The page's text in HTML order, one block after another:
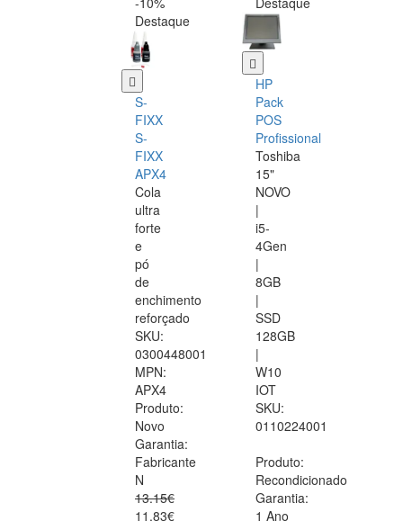
Destaque
S-
FIXX
S-
FIXX
APX4
Cola
ultra
forte
e
pó
de
enchimento
reforçado
SKU:
0300448001
MPN:
APX4
Produto:
Novo
Garantia:
Fabricante
N
13.15€
11.83€
HP
Pack
POS
Profissional
Toshiba
15"
NOVO
|
i5-
4Gen
|
8GB
|
SSD
128GB
|
W10
IOT
SKU:
0110224001
Produto:
Recondicionado
Garantia:
1 Ano